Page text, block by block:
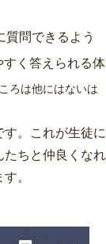
質問できるよう
く答えられる体
ろは他にはないは
。これが生徒に
たちと仲良くなれ
。